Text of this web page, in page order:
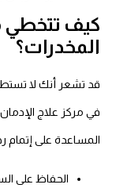
كيف تتخطي
المخدرات؟
قد تشعر أنك لا تستطيع
في مركز علاج الإدمان،
المساعدة على إتمام رحلة
الحفاظ على